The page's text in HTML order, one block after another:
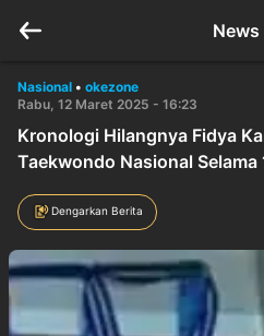
News
Nasional • okezone
Rabu, 12 Maret 2025 - 16:23
Kronologi Hilangnya Fidya
Taekwondo Nasional Selama
Dengarkan Berita